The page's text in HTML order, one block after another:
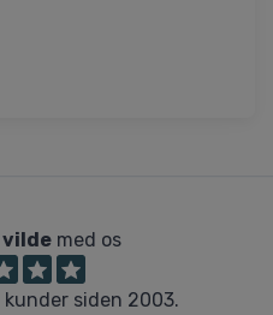
vildemed os
kunder siden 2003.